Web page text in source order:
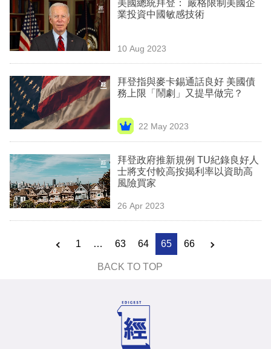
美國總統拜登： 嚴格限制美國企
業投資中國敏感技術
10 Aug 2023
拜登指與麥卡錫通話良好 美國債
務上限「鬧劇」又提早做完？
22 May 2023
拜登政府推新規例 TU紀錄良好人
士將支付較高按揭利率以資助高
風險買家
26 Apr 2023
1 … 63 64 65 66
BACK TO TOP